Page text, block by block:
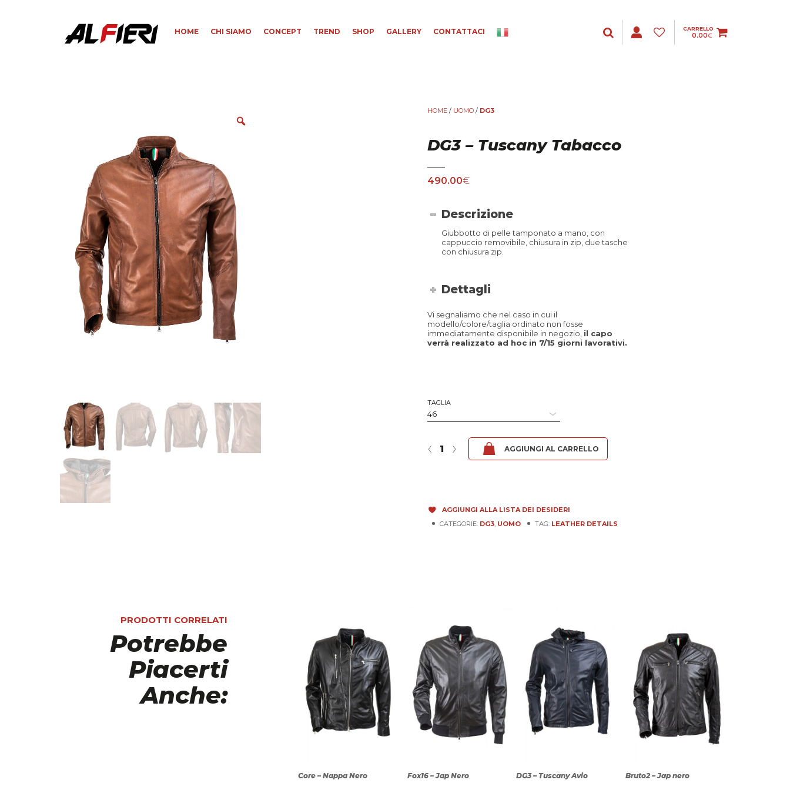
CARRELLO
0.00€
HOME CHI SIAMO CONCEPT TREND SHOP GALLERY CONTATTACI
HOME/ UOMO/ DG3
DG3 – Tuscany Tabacco
490.00€
Descrizione
Giubbotto di pelle tamponato a mano, con
cappuccio removibile, chiusura in zip, due tasche
con chiusura zip.
Dettagli
Vi segnaliamo che nel caso in cui il
modello/colore/taglia ordinato non fosse
immediatamente disponibile in negozio, il capo
verrà realizzato ad hoc in 7/15 giorni lavorativi.
TAGLIA
DG3 - Tuscany Tabacco quantità
›
‹ AGGIUNGI AL CARRELLO
AGGIUNGI ALLA LISTA DEI DESIDERI
CATEGORIE: DG3, UOMO TAG: LEATHER DETAILS
PRODOTTI CORRELATI
Potrebbe
Piacerti
Anche:
Core – Nappa Nero Fox16 – Jap Nero DG3 – Tuscany Avio Bruto2 – Jap nero